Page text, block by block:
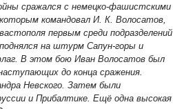
сражался с немецко-фашистскими
командовал И. К. Волосатов,
первым среди подразделений
на штурм Сапун-горы и
В этом бою Иван Волосатов был
до конца сражения.
Невского. Затем были
и Прибалтике. Ещё одна высокая